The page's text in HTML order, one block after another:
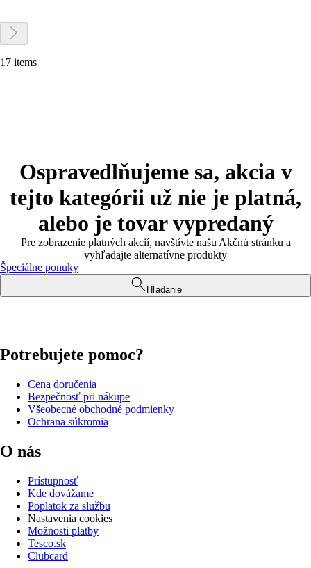
17 items
Ospravedlňujeme sa, akcia v
tejto kategórii už nie je platná,
alebo je tovar vypredaný
Pre zobrazenie platných akcií, navštívte našu Akčnú stránku a
vyhľadajte alternatívne produkty
Špeciálne ponuky
Hľadanie
Potrebujete pomoc?
Cena doručenia
Bezpečnosť pri nákupe
Všeobecné obchodné podmienky
Ochrana súkromia
O nás
Prístupnosť
Kde dovážame
Poplatok za službu
Nastavenia cookies
Možnosti platby
Tesco.sk
Clubcard